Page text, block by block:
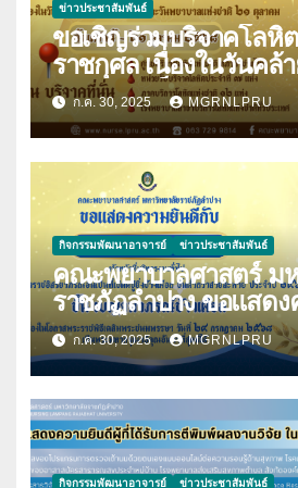
ข่าวประชาสัมพันธ์
ขอเชิญร่วมบริจาคโลหิ
ราชกุศล เนื่องในวันคล้
สมภพสมเด็จพระศรีนค
ราชชนนี และวันพยาบา
ตุลาคม 2568
ก.ค. 30, 2025 MGRNLPRU
กิจกรรมพัฒนาอาจารย์ ข่าวประชาสัมพันธ์
คณะพยาบาลศาสตร์ ม
ราชภัฏลำปาง ขอแสดงความยินดีกับ
นางมนันญา สายปินตา
พระราชทานเครื่องรา
ก.ค. 30, 2025 MGRNLPRU
กิจกรรมพัฒนาอาจารย์ ข่าวประชาสัมพันธ์